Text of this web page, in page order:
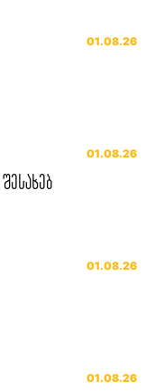
01.08.26
01.08.26
01.08.26
01.08.26